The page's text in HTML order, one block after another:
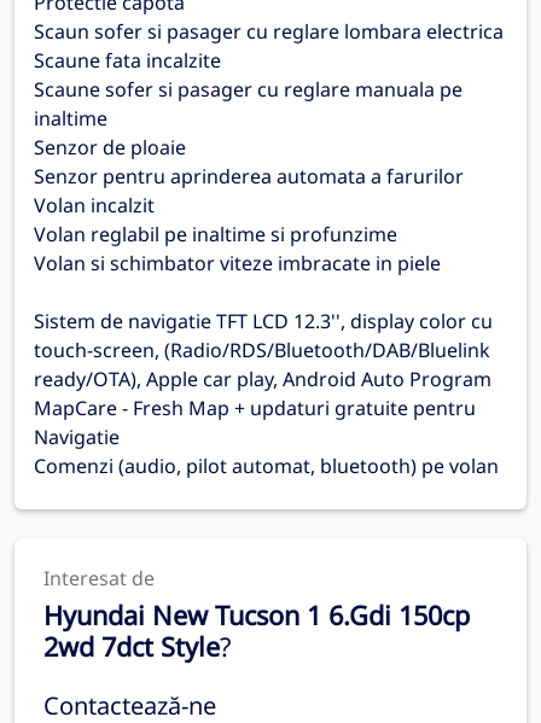
Scaun sofer si pasager cu reglare lombara electrica
Scaune fata incalzite
Scaune sofer si pasager cu reglare manuala pe
inaltime
Senzor de ploaie
Senzor pentru aprinderea automata a farurilor
Volan incalzit
Volan reglabil pe inaltime si profunzime
Volan si schimbator viteze imbracate in piele
Sistem de navigatie TFT LCD 12.3'', display color cu
touch-screen, (Radio/RDS/Bluetooth/DAB/Bluelink
ready/OTA), Apple car play, Android Auto Program
MapCare - Fresh Map + updaturi gratuite pentru
Navigatie
Comenzi (audio, pilot automat, bluetooth) pe volan
Interesat de
Hyundai New Tucson 1 6.Gdi 150cp
2wd 7dct Style?
Contactează-ne